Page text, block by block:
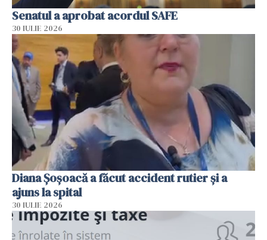
Senatul a aprobat acordul SAFE
30 IULIE 2026
Diana Șoșoacă a făcut accident rutier și a
ajuns la spital
30 IULIE 2026